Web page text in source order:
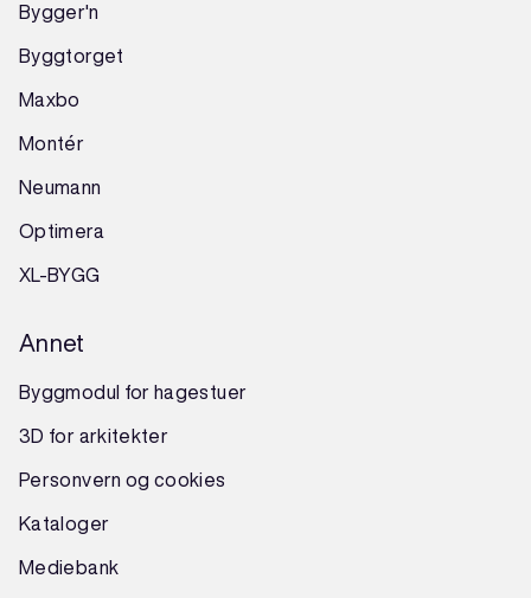
Bygger'n
Byggtorget
Maxbo
Montér
Neumann
Optimera
XL-BYGG
Annet
Byggmodul for hagestuer
3D for arkitekter
Personvern og cookies
Kataloger
Mediebank